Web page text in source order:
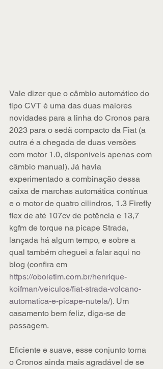
Vale dizer que o câmbio automático do
tipo CVT é uma das duas maiores
novidades para a linha do Cronos para
2023 para o sedã compacto da Fiat (a
outra é a chegada de duas versões
com motor 1.0, disponíveis apenas com
câmbio manual). Já havia
experimentado a combinação dessa
caixa de marchas automática contínua
e o motor de quatro cilindros, 1.3 Firefly
flex de até 107cv de potência e 13,7
kgfm de torque na picape Strada,
lançada há algum tempo, e sobre a
qual também cheguei a falar aqui no
blog (confira em
https://oboletim.com.br/henrique-
koifman/veiculos/fiat-strada-volcano-
automatica-e-picape-nutela/). Um
casamento bem feliz, diga-se de
passagem.
Eficiente e suave, esse conjunto torna
o Cronos ainda mais agradável de se